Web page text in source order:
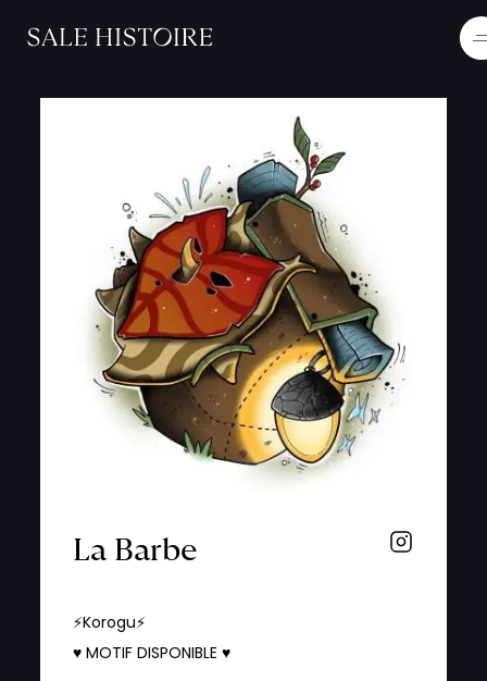
La Barbe
⚡️Korogu⚡️
♥️ MOTIF DISPONIBLE ♥️